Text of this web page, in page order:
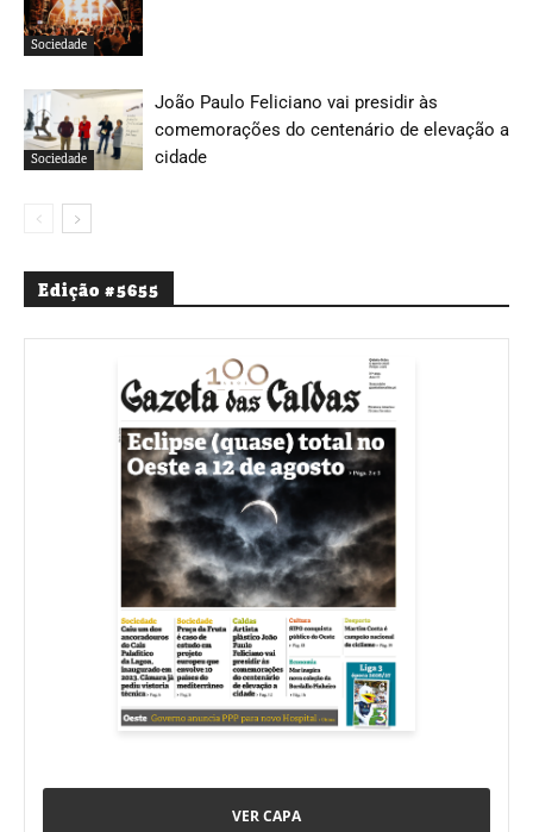
Sociedade
Sociedade
João Paulo Feliciano vai presidir às
comemorações do centenário de elevação a
cidade
Edição #5655
VER CAPA